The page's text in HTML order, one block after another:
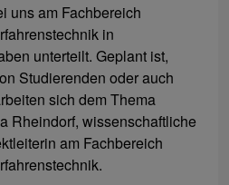
uns am Fachbereich
in
unterteilt. Geplant ist,
Studierenden oder auch
sich dem Thema
Rheindorf, wissenschaftliche
am Fachbereich